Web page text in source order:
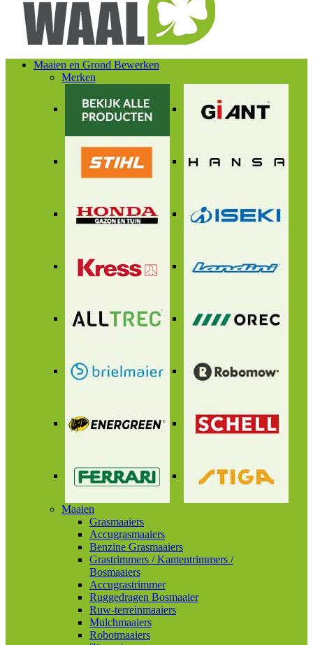
Maaien en Grond Bewerken
Merken
Maaien
Grasmaaiers
Accugrasmaaiers
Benzine Grasmaaiers
Grastrimmers / Kantentrimmers /
Bosmaaiers
Accugrastrimmer
Ruggedragen Bosmaaier
Ruw-terreinmaaiers
Mulchmaaiers
Robotmaaiers